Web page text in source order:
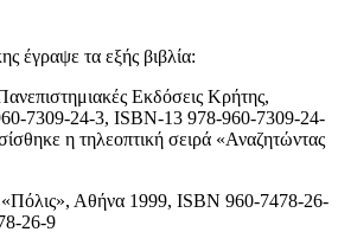
έγραψε τα εξής βιβλία:
Εκδόσεις Κρήτης,
7309-24-3, ISBN-13 978-960-7309-24-
η τηλεοπτική σειρά «Αναζητώντας
Αθήνα 1999, ISBN 960-7478-26-
26-9